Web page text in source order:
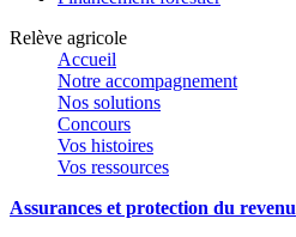
Relève agricole
Accueil
Notre accompagnement
Nos solutions
Concours
Vos histoires
Vos ressources
Assurances et protection du revenu